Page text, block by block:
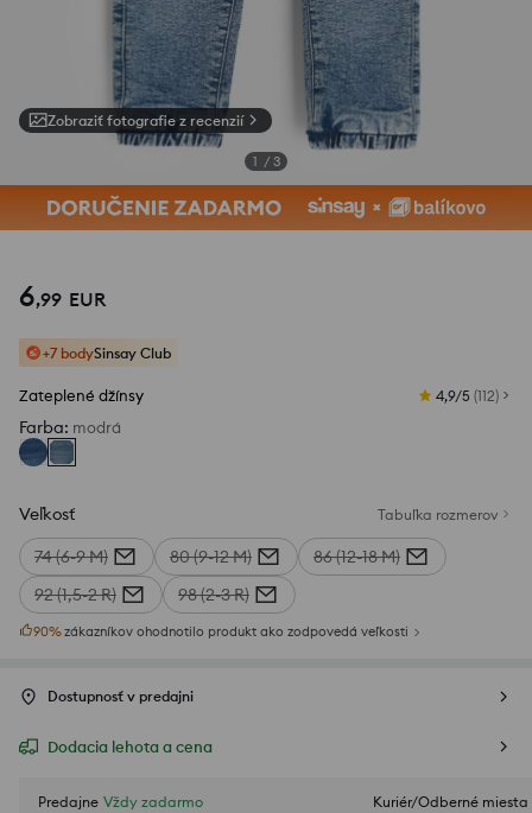
Zobraziť fotografie z recenzií
1 / 3
6,99 EUR
+7 bodySinsay Club
Zateplené džínsy 4,9/5 (112)
Farba: modrá
Veľkosť Tabuľka rozmerov
74 (6-9 M) 80 (9-12 M)
86 (12-18 M)
92 (1,5-2 R)
98 (2-3 R)
90%zákazníkov ohodnotilo produkt ako zodpovedá veľkosti
Dostupnosť v predajni
Dodacia lehota a cena
Predajne Vždy zadarmo
Kuriér/Odberné miesta